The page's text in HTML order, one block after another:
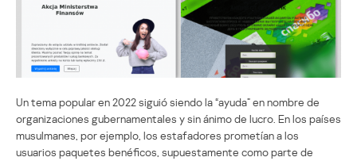
Un tema popular en 2022 siguió siendo la “ayuda” en nombre de
organizaciones gubernamentales y sin ánimo de lucro. En los países
musulmanes, por ejemplo, los estafadores prometían a los
usuarios paquetes benéficos, supuestamente como parte de